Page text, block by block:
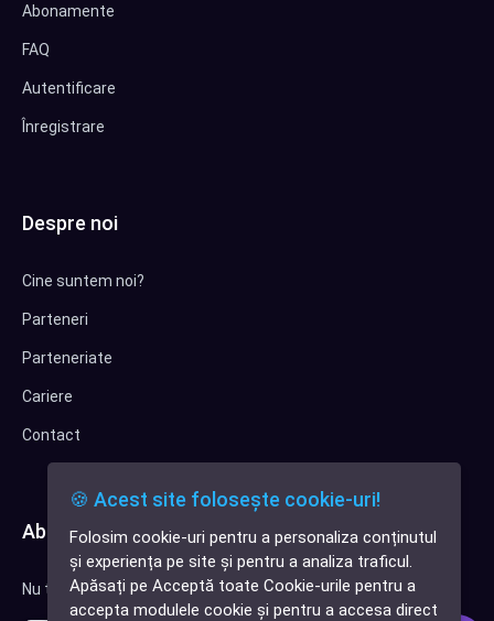
✕
Cauți o aplicație
software?
Abonamente
FAQ
Autentificare
Înregistrare
Despre noi
Cine suntem noi?
Parteneri
Parteneriate
Cariere
Contact
Abonează-te la newsletter
Nu trimitem spam, deci nu îți face griji.
🍪 Acest site folosește cookie-uri!
Folosim cookie-uri pentru a personaliza conținutul
și experiența pe site și pentru a analiza traficul.
Apăsați pe Acceptă toate Cookie-urile pentru a
accepta modulele cookie și pentru a accesa direct